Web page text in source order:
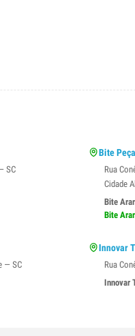
SC
Bite
Rua
Cidade
Bite
Bite
— SC
Innovar
Rua
Innovar